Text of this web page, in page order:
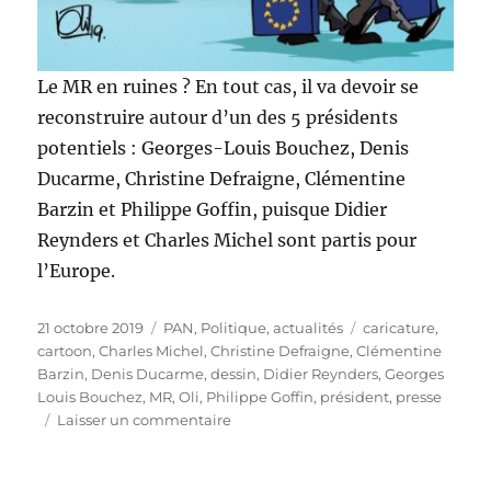
Le MR en ruines ? En tout cas, il va devoir se
reconstruire autour d’un des 5 présidents
potentiels : Georges-Louis Bouchez, Denis
Ducarme, Christine Defraigne, Clémentine
Barzin et Philippe Goffin, puisque Didier
Reynders et Charles Michel sont partis pour
l’Europe.
Publié
le
21 octobre 2019 Catégories
PAN, Politique, actualités Étiquettes
caricature,
cartoon,Charles Michel,Christine Defraigne,Clémentine
Barzin, Denis Ducarme,dessin, Didier Reynders,Georges
Louis Bouchez, MR,Oli, Philippe Goffin, président, presse
Laisser un commentairesur